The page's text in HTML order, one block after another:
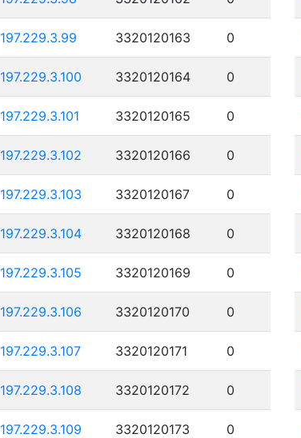
197.229.3.99 3320120163 0
197.229.3.100 3320120164 0
197.229.3.101 3320120165 0
197.229.3.102 3320120166 0
197.229.3.103 3320120167 0
197.229.3.104 3320120168 0
197.229.3.105 3320120169 0
197.229.3.106 3320120170 0
197.229.3.107 3320120171 0
197.229.3.108 3320120172 0
197.229.3.109 3320120173 0